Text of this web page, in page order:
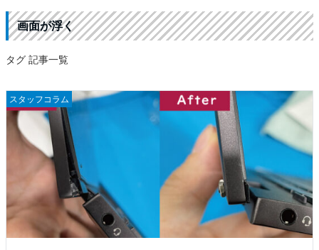
画面が浮く
タグ 記事一覧
スタッフコラム